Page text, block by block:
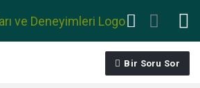
Bir Soru Sor